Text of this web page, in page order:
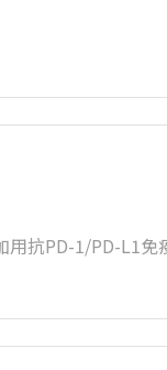
用抗PD-1/PD-L1免